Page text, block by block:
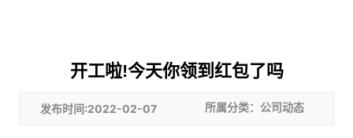
开工啦!今天你领到红包了吗
发布时间:2022-02-07 所属分类：公司动态